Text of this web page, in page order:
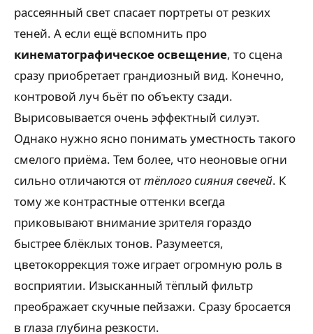
рассеянный свет спасает портреты от резких
теней. А если ещё вспомнить про
кинематографическое освещение, то сцена
сразу приобретает грандиозный вид. Конечно,
контровой луч бьёт по объекту сзади.
Вырисовывается очень эффектный силуэт.
Однако нужно ясно понимать уместность такого
смелого приёма. Тем более, что неоновые огни
сильно отличаются оттёплого сияния свечей. К
тому же контрастные оттенки всегда
приковывают внимание зрителя гораздо
быстрее блёклых тонов. Разумеется,
цветокоррекция тоже играет огромную роль в
восприятии. Изысканный тёплый фильтр
преображает скучные пейзажи. Сразу бросается
в глаза глубина резкости.